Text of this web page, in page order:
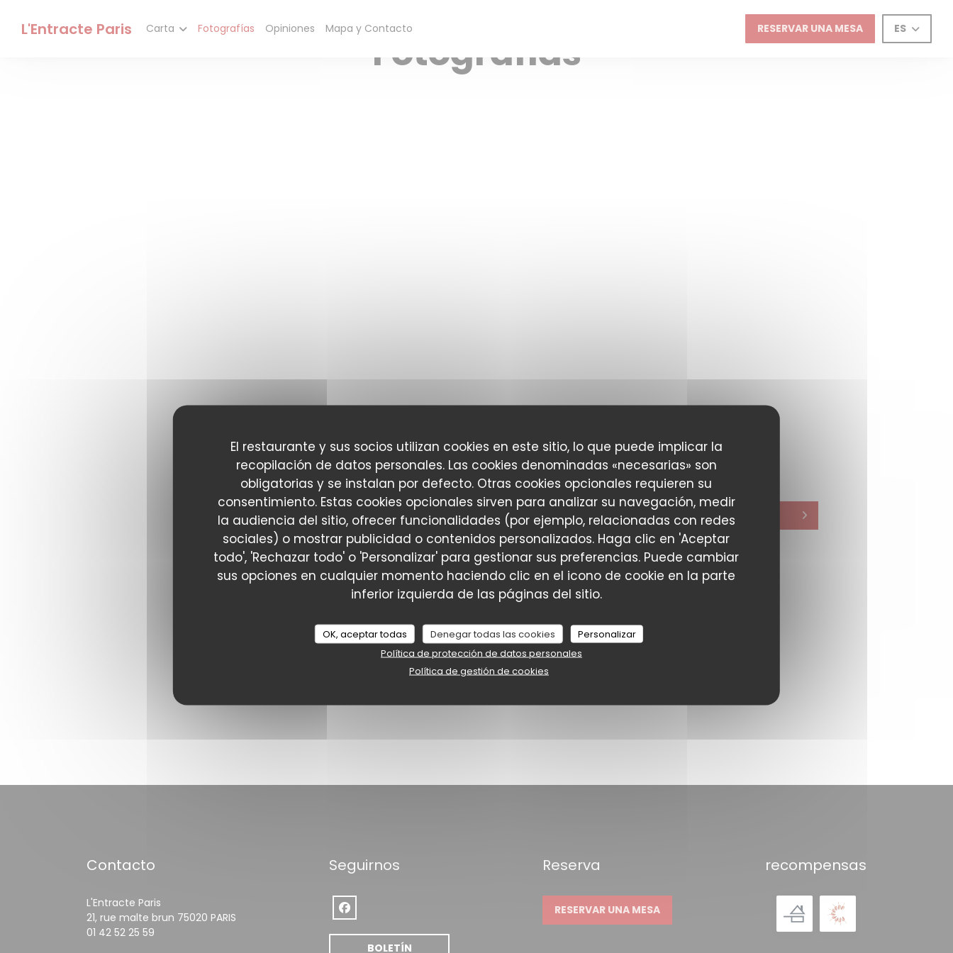
El restaurante y sus socios utilizan cookies en este sitio, lo que puede implicar la
recopilación de datos personales. Las cookies denominadas «necesarias» son
obligatorias y se instalan por defecto. Otras cookies opcionales requieren su
consentimiento. Estas cookies opcionales sirven para analizar su navegación, medir
la audiencia del sitio, ofrecer funcionalidades (por ejemplo, relacionadas con redes
sociales) o mostrar publicidad o contenidos personalizados. Haga clic en 'Aceptar
todo', 'Rechazar todo' o 'Personalizar' para gestionar sus preferencias. Puede cambiar
sus opciones en cualquier momento haciendo clic en el icono de cookie en la parte
inferior izquierda de las páginas del sitio.
OK, aceptar todas Denegar todas las cookies
Personalizar
Política de protección de datos personales
Política de gestión de cookies
L'Entracte Paris Carta Fotografías Opiniones Mapa y Contacto RESERVAR UNA MESA ES
RESTAURANTE DE COMIDA PARA LLEVAR — PARIS
Fotografías
Contacto
L'Entracte Paris
21, rue malte brun 75020 PARIS ((abre en una nueva ventana))
01 42 52 25 59
Seguirnos
Facebook ((abre en una nueva ventana))
BOLETÍN
Reserva
RESERVAR UNA MESA
recompensas
L'Entracte Paris